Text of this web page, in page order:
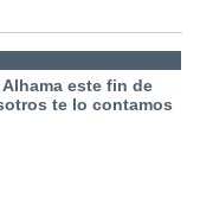
este fin de
te lo contamos